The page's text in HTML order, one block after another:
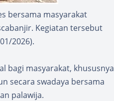
bersama masyarakat
Kegiatan tersebut
2026).
bagi masyarakat, khususnya
secara swadaya bersama
palawija.